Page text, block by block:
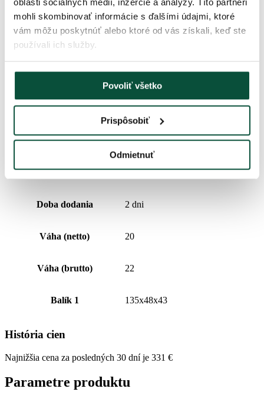
mohli skombinovať informácie s ďalšími údajmi, ktoré
vám môžu poskytnúť alebo ktoré od vás získali, keď ste
používali ich služby.
Povoliť všetko
Prispôsobiť
Odmietnuť
Počet 3D vetvičiek 628
Prevedenie
Stojan (je súčasťou balenia) Kovový
Percentuálny podiel 3D/PVC 32/68
Typ rozkladania snap tree
Doba dodania 2 dni
Váha (netto) 20
Váha (brutto) 22
Balík 1 135x48x43
História cien
Najnižšia cena za posledných 30 dní je 331 €
Parametre produktu